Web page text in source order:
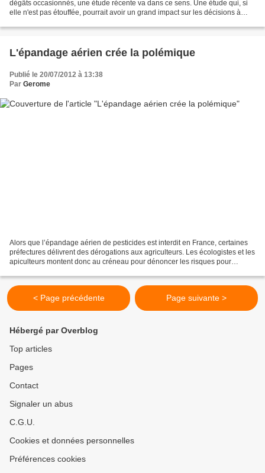
dégâts occasionnés, une étude récente va dans ce sens. Une étude qui, si
elle n'est pas étouffée, pourrait avoir un grand impact sur les décisions à
L'épandage aérien crée la polémique
Publié le 20/07/2012 à 13:38
Par Gerome
Alors que l’épandage aérien de pesticides est interdit en France, certaines
préfectures délivrent des dérogations aux agriculteurs. Les écologistes et les
apiculteurs montent donc au créneau pour dénoncer les risques pour
< Page précédente Page suivante >
Hébergé par Overblog
Top articles
Pages
Contact
Signaler un abus
C.G.U.
Cookies et données personnelles
Préférences cookies